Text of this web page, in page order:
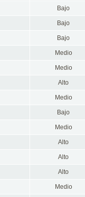
Bajo
Bajo
Bajo
Medio
Medio
Alto
Medio
Bajo
Medio
Alto
Alto
Alto
Medio